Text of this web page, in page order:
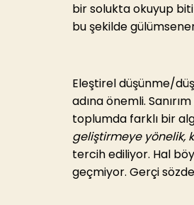
bir solukta okuyup
bu şekilde
Eleştirel düşünme/
adına önemli.
toplumda farklı bir
geliştirmeye yönelik,
tercih ediliyor. Hal
geçmiyor. Gerçi